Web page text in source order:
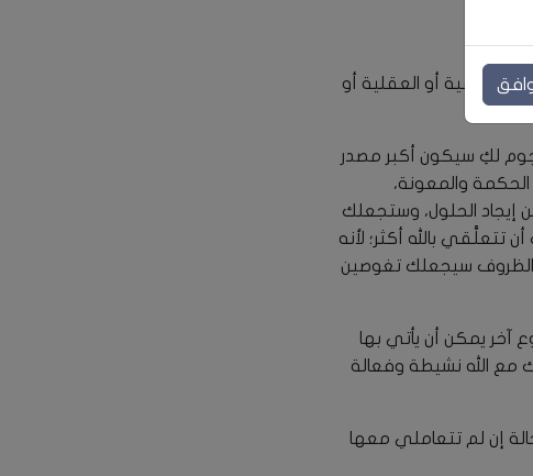
أو العقلية أو
لكِ سيكون أكبر مصدر
والمعونة،
الحلول، وستجعلك
بالله أكثر؛ لأنه
الظروف سيجعلك تغوصين
يمكن أن يأتي بها
مع الله نشيطة وفعالة
إن لم تتعاملي معها